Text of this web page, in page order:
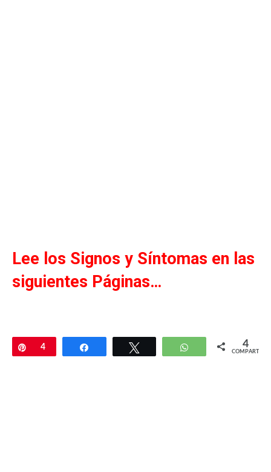
Lee los Signos y Síntomas en las
siguientes Páginas…
Pin
4 Compartir WhatsApp 4
COMPARTIR